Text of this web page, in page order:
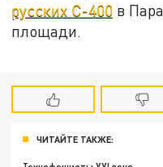
русских С-400 в
площади.
ЧИТАЙТЕ ТАКЖЕ: